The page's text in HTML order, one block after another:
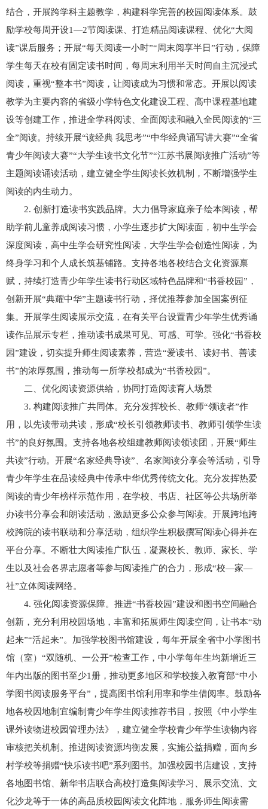
结合，开展跨学科主题教学，构建科学完善的校园阅读体系。鼓
励学校每周开设1—2节阅读课、打造精品阅读课程、优化“大阅
读”课后服务；开展“每天阅读一小时”“周末阅享半日”行动，保障
学生每天在校有固定读书时间，每周末利用半天时间自主沉浸式
阅读，重视“整本书”阅读，让阅读成为习惯和常态。开展以阅读
教学为主要内容的省级小学特色文化建设工程、高中课程基地建
设等创建工作，推进全学科阅读、全面阅读和融入全民阅读的“三
全”阅读。持续开展“读经典 我思考”“中华经典诵写讲大赛”“全省
青少年阅读大赛”“大学生读书文化节”“江苏书展阅读推广活动”等
主题阅读诵读活动，建立健全学生阅读长效机制，不断增强学生
阅读的内生动力。
2. 创新打造读书实践品牌。大力倡导家庭亲子绘本阅读，帮
助学前儿童养成阅读习惯，小学生逐步扩大阅读面，初中生学会
深度阅读，高中生学会研究性阅读，大学生学会创造性阅读，为
终身学习和个人成长筑基铺路。支持各地各校结合文化资源禀
赋，持续打造青少年学生读书行动区域特色品牌和“书香校园”，
创新开展“典耀中华”主题读书行动，择优推荐参加全国案例征
集。开展学生阅读展示交流，在有关平台设置青少年学生优秀诵
读作品展示专栏，推动读书成果可见、可感、可学。强化“书香校
园”建设，切实提升师生阅读素养，营造“爱读书、读好书、善读
书”的浓厚氛围，推动每一所学校都成为“书香校园”。
二、优化阅读资源供给，协同打造阅读育人场景
3. 构建阅读推广共同体。充分发挥校长、教师“领读者”作
用，以先读带动共读，形成“校长引领教师读书、教师引领学生读
书”的良好氛围。支持各地各校组建教师阅读领读团，开展“师生
共读”行动。开展“名家经典导读”、名家阅读分享会等活动，引导
青少年学生在品读经典中传承中华优秀传统文化。充分发挥热爱
阅读的青少年榜样示范作用，在学校、书店、社区等公共场所举
办读书分享会和朗读活动，激励更多公众参与阅读。开展跨地跨
校跨院的读书联动和分享活动，组织学生积极撰写阅读心得并在
平台分享。不断壮大阅读推广队伍，凝聚校长、教师、家长、学
生以及社会各界志愿者等参与阅读推广的合力，形成“校—家—
社”立体阅读网络。
4. 强化阅读资源保障。推进“书香校园”建设和图书空间融合
创新，充分利用校园场地，丰富和拓展师生阅读空间，让书本“动
起来”“活起来”。加强学校图书馆建设，每年开展全省中小学图书
馆（室）“双随机、一公开”检查工作，中小学每年生均新增近三
年内出版的图书至少1册，推动更多地区和学校接入教育部“中小
学图书阅读服务平台”，提高图书馆利用率和学生借阅率。鼓励各
地各校因地制宜编制青少年学生阅读推荐书目，按照《中小学生
课外读物进校园管理办法》，建立健全学校青少年学生读物内容
审核把关机制。推进阅读资源均衡发展，实施公益捐赠，面向乡
村学校等捐赠“快乐读书吧”系列图书。加强校园书店建设，支持
各地图书馆、新华书店联合高校打造集阅读学习、展示交流、文
化沙龙等于一体的高品质校园阅读文化阵地，服务师生阅读需